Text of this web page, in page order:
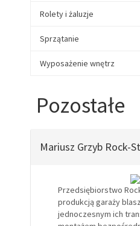
Rolety i żaluzje
Sprzątanie
Wyposażenie wnętrz
Pozostałe
Mariusz Grzyb Rock-
Przedsiębiorstwo
produkcją garaży
jednoczesnym ich